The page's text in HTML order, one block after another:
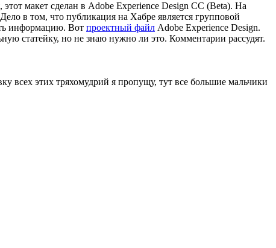
макет сделан в Adobe Experience Design CC (Beta). На
в том, что публикация на Хабре является групповой
информацию. Вот проектный файл Adobe Experience Design.
статейку, но не знаю нужно ли это. Комментарии рассудят.
всех этих тряхомудрий я пропущу, тут все большие мальчики